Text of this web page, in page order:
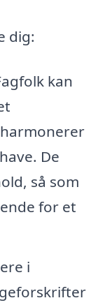
dig:
kan
De
så som
for et
i